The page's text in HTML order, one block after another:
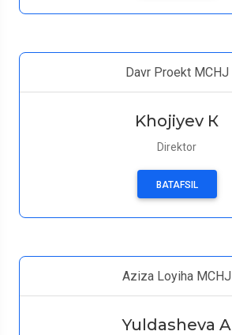
Davr Proekt MCHJ
Khojiyev К
Direktor
BATAFSIL
Aziza Loyiha MCHJ
Yuldasheva A